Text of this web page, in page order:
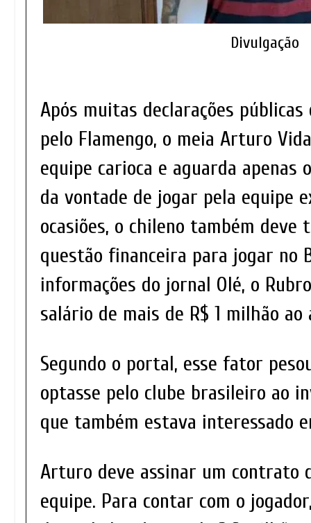
Divulgação
Após muitas declarações
pelo Flamengo, o meia Arturo
equipe carioca e aguarda apenas
da vontade de jogar pela equipe
ocasiões, o chileno também deve
questão financeira para jogar no
informações do jornal Olé, o
salário de mais de R$ 1 milhão
Segundo o portal, esse fator
optasse pelo clube brasileiro ao
que também estava interessado
Arturo deve assinar um contrato
equipe. Para contar com o